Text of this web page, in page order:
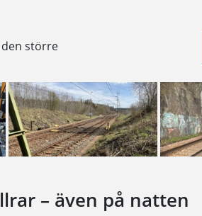
den större
– även på natten